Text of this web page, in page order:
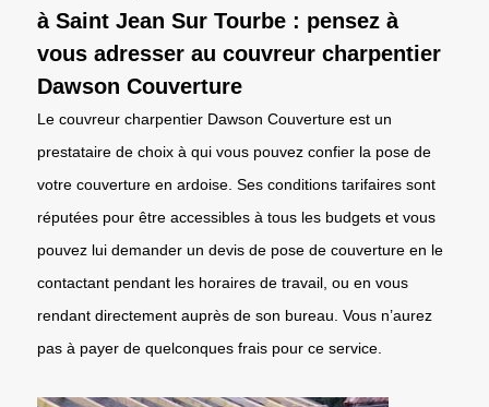
à Saint Jean Sur Tourbe : pensez à
vous adresser au couvreur charpentier
Dawson Couverture
Le couvreur charpentier Dawson Couverture est un
prestataire de choix à qui vous pouvez confier la pose de
votre couverture en ardoise. Ses conditions tarifaires sont
réputées pour être accessibles à tous les budgets et vous
pouvez lui demander un devis de pose de couverture en le
contactant pendant les horaires de travail, ou en vous
rendant directement auprès de son bureau. Vous n’aurez
pas à payer de quelconques frais pour ce service.